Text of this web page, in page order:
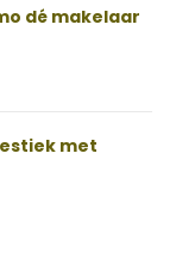
dé makelaar
met